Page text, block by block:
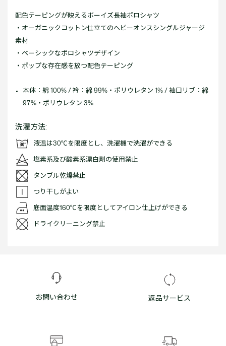
配色テーピングが映えるボーイズ長袖ポロシャツ
・オーガニックコットン仕立てのヘビーオンスシングルジャージ
素材
・ベーシックなポロシャツデザイン
・ポップな存在感を放つ配色テーピング
本体：綿 100% / 衿：綿 99%・ポリウレタン 1% / 袖口リブ：綿
97%・ポリウレタン 3%
洗濯方法:
液温は30℃を限度とし、洗濯機で洗濯ができる
塩素系及び酸素系漂白剤の使用禁止
タンブル乾燥禁止
つり干しがよい
底面温度160℃を限度としてアイロン仕上げができる
ドライクリーニング禁止
お問い合わせ 返品サービス